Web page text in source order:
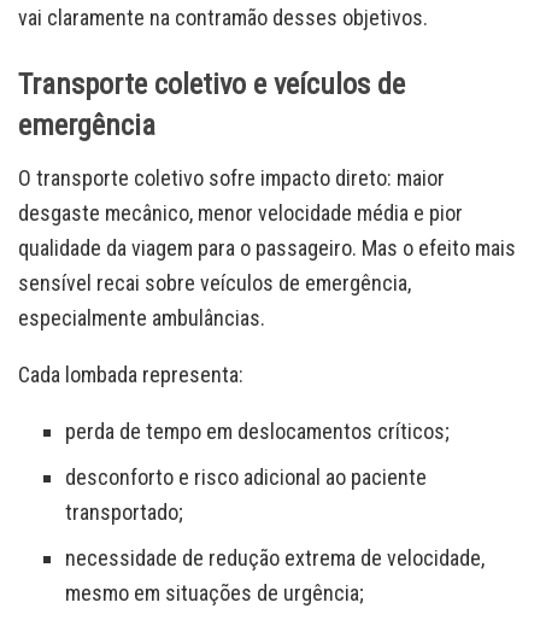
vai claramente na contramão desses objetivos.
Transporte coletivo e veículos de
emergência
O transporte coletivo sofre impacto direto: maior
desgaste mecânico, menor velocidade média e pior
qualidade da viagem para o passageiro. Mas o efeito mais
sensível recai sobre veículos de emergência,
especialmente ambulâncias.
Cada lombada representa:
perda de tempo em deslocamentos críticos;
desconforto e risco adicional ao paciente
transportado;
necessidade de redução extrema de velocidade,
mesmo em situações de urgência;